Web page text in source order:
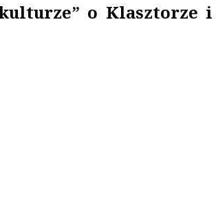
o Klasztorze i